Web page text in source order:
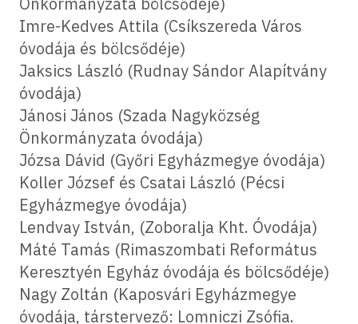
Imre-Kedves Attila (Csíkszereda Város
óvodája és bölcsődéje)
Jaksics László (Rudnay Sándor Alapítvány
óvodája)
Jánosi János (Szada Nagyközség
Önkormányzata óvodája)
Józsa Dávid (Győri Egyházmegye óvodája)
Koller József és Csatai László (Pécsi
Egyházmegye óvodája)
Lendvay István, (Zoboralja Kht. Óvodája)
Máté Tamás (Rimaszombati Református
Keresztyén Egyház óvodája és bölcsődéje)
Nagy Zoltán (Kaposvári Egyházmegye
óvodája, társtervező: Lomniczi Zsófia.